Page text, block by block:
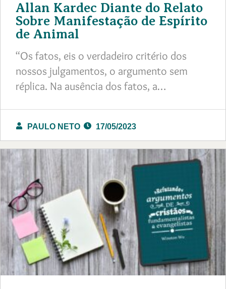
Allan Kardec Diante do Relato
Sobre Manifestação de Espírito
de Animal
“Os fatos, eis o verdadeiro critério dos
nossos julgamentos, o argumento sem
réplica. Na ausência dos fatos, a…
PAULO NETO 17/05/2023